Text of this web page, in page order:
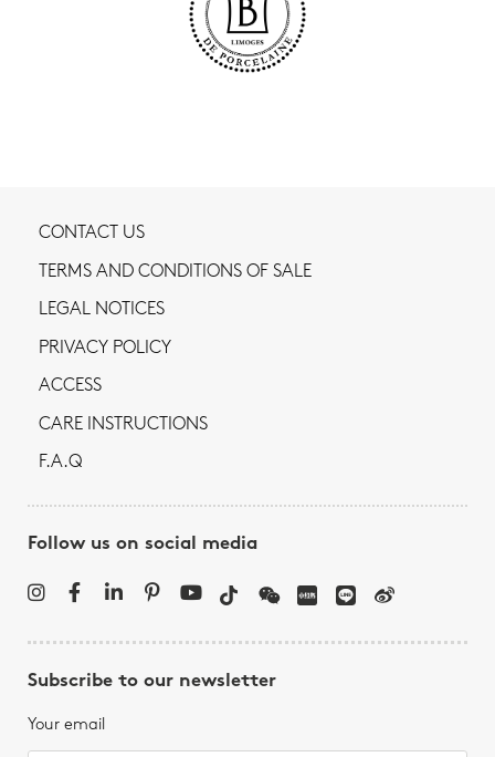
CONTACT US
TERMS AND CONDITIONS OF SALE
LEGAL NOTICES
PRIVACY POLICY
ACCESS
CARE INSTRUCTIONS
F.A.Q
Follow us on social media
Subscribe to our newsletter
Your email